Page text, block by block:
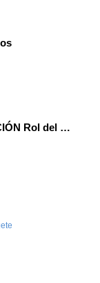
GUÍA DE AUTOEVALUACIÓN Rol del personal educador como acompañantes del juego